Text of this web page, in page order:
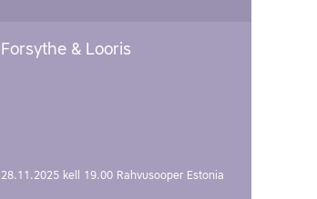
Forsythe & Looris
28.11.2025 kell 19.00 Rahvusooper Estonia